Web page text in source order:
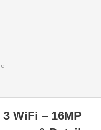
WiFi – 16MP